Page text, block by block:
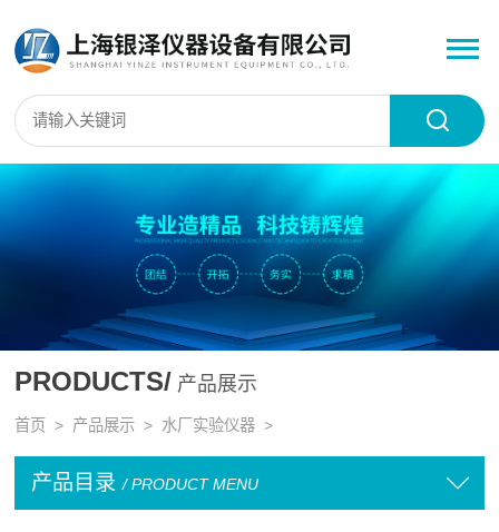
PRODUCTS/ 产品展示
首页 > 产品展示 > 水厂实验仪器 >
产品目录 / PRODUCT MENU